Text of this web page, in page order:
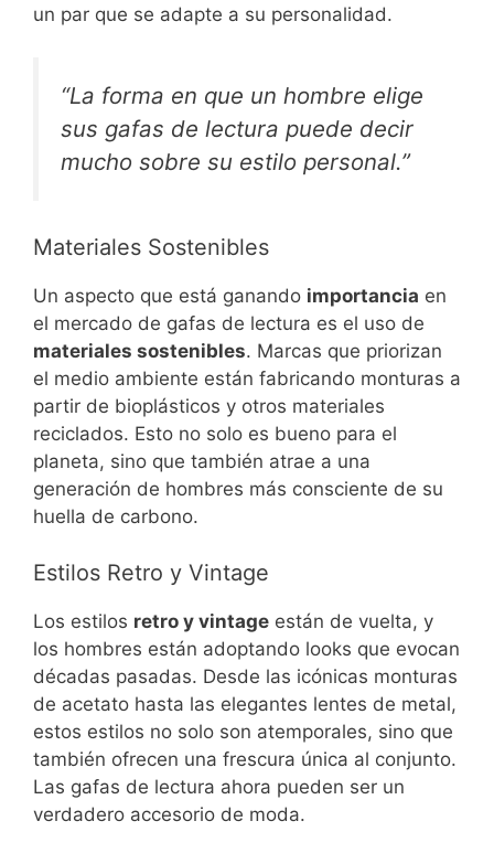
un par que se adapte a su personalidad.
“La forma en que un hombre elige
sus gafas de lectura puede decir
mucho sobre su estilo personal.”
Materiales Sostenibles
Un aspecto que está ganando importancia en
el mercado de gafas de lectura es el uso de
materiales sostenibles. Marcas que priorizan
el medio ambiente están fabricando monturas a
partir de bioplásticos y otros materiales
reciclados. Esto no solo es bueno para el
planeta, sino que también atrae a una
generación de hombres más consciente de su
huella de carbono.
Estilos Retro y Vintage
Los estilos retro y vintage están de vuelta, y
los hombres están adoptando looks que evocan
décadas pasadas. Desde las icónicas monturas
de acetato hasta las elegantes lentes de metal,
estos estilos no solo son atemporales, sino que
también ofrecen una frescura única al conjunto.
Las gafas de lectura ahora pueden ser un
verdadero accesorio de moda.